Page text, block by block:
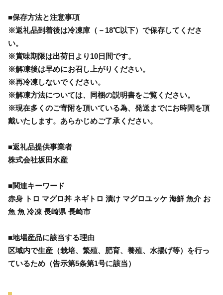
■保存方法と注意事項
※返礼品到着後は冷凍庫（－18℃以下）で保存してくださ
い。
※賞味期限は出荷日より10日間です。
※解凍後は早めにお召し上がりください。
※再冷凍しないでください。
※解凍方法については、同梱の説明書をご覧ください。
※現在多くのご寄附を頂いている為、発送までにお時間を頂
戴いたします。あらかじめご了承ください。
■返礼品提供事業者
株式会社坂田水産
■関連キーワード
赤身 トロ マグロ丼 ネギトロ 漬け マグロユッケ 海鮮 魚介 お
魚 魚 冷凍 長崎県 長崎市
■地場産品に該当する理由
区域内で生産（栽培、繁殖、肥育、養殖、水揚げ等）を行っ
ているため（告示第5条第1号に該当）